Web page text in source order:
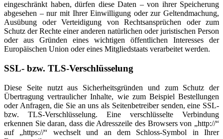
eingeschränkt haben, dürfen diese Daten – von ihrer Speicherung
abgesehen – nur mit Ihrer Einwilligung oder zur Geltendmachung,
Ausübung oder Verteidigung von Rechtsansprüchen oder zum
Schutz der Rechte einer anderen natürlichen oder juristischen Person
oder aus Gründen eines wichtigen öffentlichen Interesses der
Europäischen Union oder eines Mitgliedstaats verarbeitet werden.
SSL- bzw. TLS-Verschlüsselung
Diese Seite nutzt aus Sicherheitsgründen und zum Schutz der
Übertragung vertraulicher Inhalte, wie zum Beispiel Bestellungen
oder Anfragen, die Sie an uns als Seitenbetreiber senden, eine SSL-
bzw. TLS-Verschlüsselung. Eine verschlüsselte Verbindung
erkennen Sie daran, dass die Adresszeile des Browsers von „http://“
auf „https://“ wechselt und an dem Schloss-Symbol in Ihrer